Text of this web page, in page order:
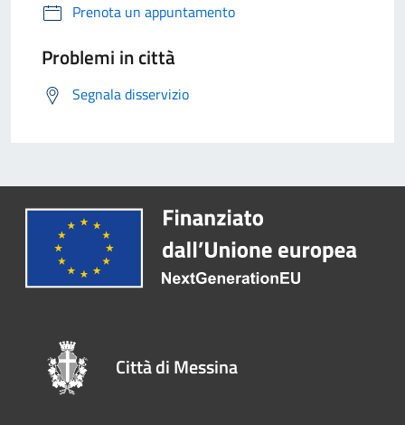
Prenota un appuntamento
Problemi in città
Segnala disservizio
Città di Messina